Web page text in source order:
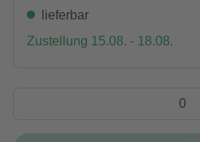
lieferbar
Zustellung 15.08. - 18.08.